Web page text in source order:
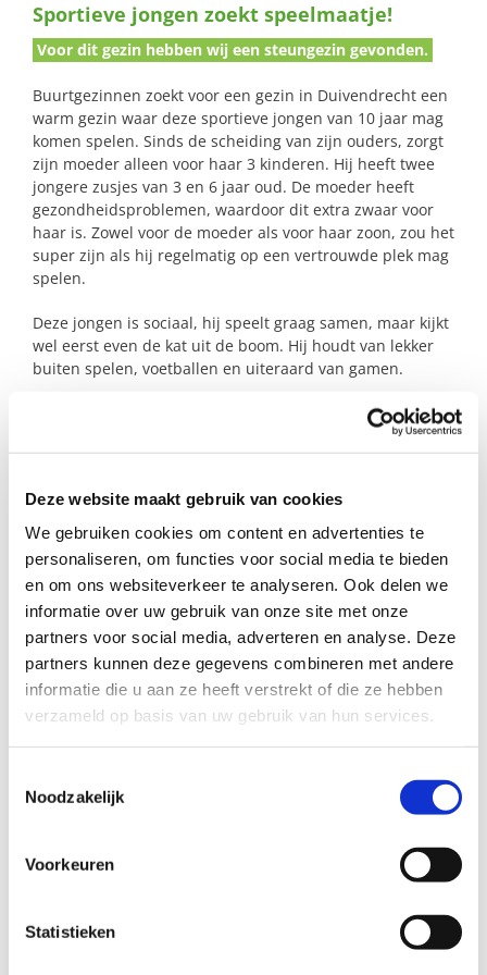
Deze website maakt gebruik van cookies
We gebruiken cookies om content en advertenties te
personaliseren, om functies voor social media te bieden
en om ons websiteverkeer te analyseren. Ook delen we
informatie over uw gebruik van onze site met onze
partners voor social media, adverteren en analyse. Deze
partners kunnen deze gegevens combineren met andere
informatie die u aan ze heeft verstrekt of die ze hebben
verzameld op basis van uw gebruik van hun services.
Noodzakelijk
Voorkeuren
Statistieken
naar:
Sportieve jongen zoekt speelmaatje!
Voor dit gezin hebben wij een steungezin gevonden.
Buurtgezinnen zoekt voor een gezin in Duivendrecht een
warm gezin waar deze sportieve jongen van 10 jaar mag
komen spelen. Sinds de scheiding van zijn ouders, zorgt
zijn moeder alleen voor haar 3 kinderen. Hij heeft twee
jongere zusjes van 3 en 6 jaar oud. De moeder heeft
gezondheidsproblemen, waardoor dit extra zwaar voor
haar is. Zowel voor de moeder als voor haar zoon, zou het
super zijn als hij regelmatig op een vertrouwde plek mag
spelen.
Deze jongen is sociaal, hij speelt graag samen, maar kijkt
wel eerst even de kat uit de boom. Hij houdt van lekker
buiten spelen, voetballen en uiteraard van gamen.
Profiel steungezin
Wij zoeken een gezin in Duivendrecht:
Dat liefdevol, gezellig en actief is;
Waar deze jongen om de week een
middag welkom is;
Bij voorkeur een twee-ouder gezin met
(een) jongen(s) van zijn leeftijd.
Wil je meer informatie?
Dan kun je contact opnemen met Nicole van der Spek,
coördinator Buurtgezinnen voor de gemeente Ouder-
of bel: 06-